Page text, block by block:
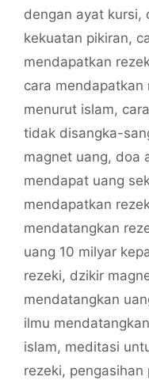
dengan ayat kursi,
kekuatan pikiran,
mendapatkan
cara mendapatkan
menurut islam,
tidak disangka-
magnet uang, doa
mendapat uang
mendapatkan
mendatangkan
uang 10 milyar
rezeki, dzikir
mendatangkan
ilmu
islam, meditasi
rezeki, pengasihan